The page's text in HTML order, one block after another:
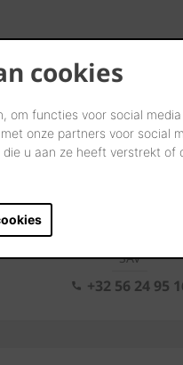
cookies
functies voor social
onze partners voor social
u aan ze heeft verstrekt of
SAV
+32 56 24 95